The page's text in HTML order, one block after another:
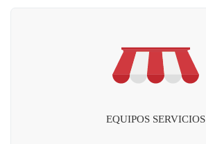
EQUIPOS SERVICIOS